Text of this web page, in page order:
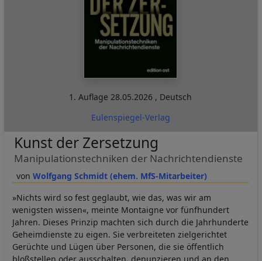
1. Auflage 28.05.2026 , Deutsch
Eulenspiegel-Verlag
Wolfgang Schmidt (ehem. MfS-Mitarbeiter)
Kunst der Zersetzung
Manipulationstechniken der Nachrichtendienste
»Nichts wird so fest geglaubt, wie das, was wir am
wenigsten wissen«, meinte Montaigne vor fünfhundert
Jahren. Dieses Prinzip machten sich durch die Jahrhunderte
Geheimdienste zu eigen. Sie verbreiteten zielgerichtet
Gerüchte und Lügen über Personen, die sie öffentlich